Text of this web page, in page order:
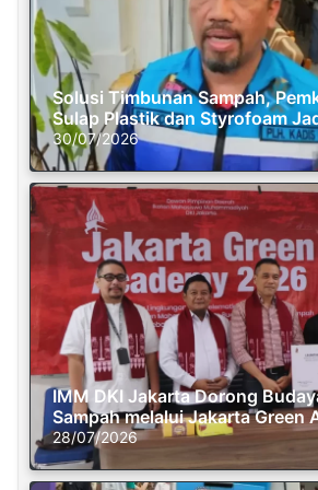
Solusi Timbunan Sampah,
Sulap Plastik dan Styrofoam
30/07/2026
IMM DKI Jakarta Dorong
Sampah melalui Jakarta Green
28/07/2026